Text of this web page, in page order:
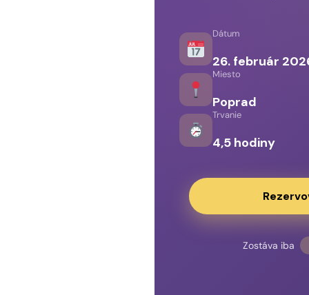
Dátum
26. február
Miesto
Poprad
Trvanie
4,5 hodiny
Zostáva iba